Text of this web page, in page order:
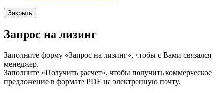
Закрыть
Запрос на лизинг
Заполните форму «Запрос на лизинг», чтобы с Вами связался
менеджер.
Заполните «Получить расчет», чтобы получить коммерческое
предложение в формате PDF на электронную почту.